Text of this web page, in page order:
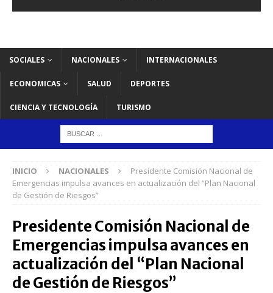
SOCIALES NACIONALES INTERNACIONALES
ECONOMICAS SALUD DEPORTES
CIENCIA Y TECNOLOGÍA TURISMO
INICIO NACIONALES
Presidente Comisión Nacional de
Emergencias impulsa avances en actualización del “Plan Nacional
de Gestión de Riesgos”
Presidente Comisión Nacional de
Emergencias impulsa avances en
actualización del “Plan Nacional
de Gestión de Riesgos”